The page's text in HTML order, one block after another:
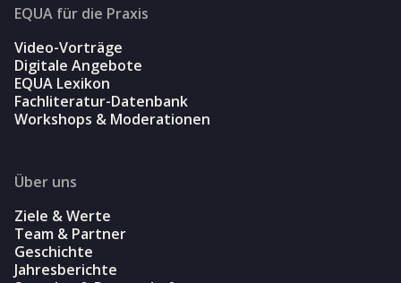
EQUA für die Praxis
Video-Vorträge
Digitale Angebote
EQUA Lexikon
Fachliteratur-Datenbank
Workshops & Moderationen
Über uns
Ziele & Werte
Team & Partner
Geschichte
Jahresberichte